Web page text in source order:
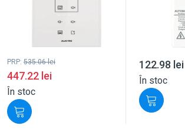
PRP: 535.06lei
447.22 lei
În stoc
122.98 lei
În stoc